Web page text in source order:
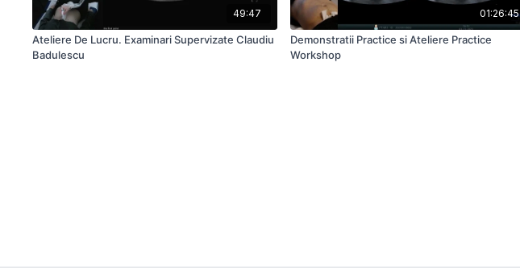
49:47
Ateliere De Lucru. Examinari Supervizate Claudiu
Badulescu
01:26:45
Demonstratii Practice si Ateliere Practice
Workshop